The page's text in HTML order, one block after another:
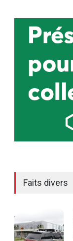
Faits divers